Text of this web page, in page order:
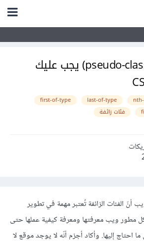
5 فئات زائفة (pseudo-class) يجب عليك
last-of-type
first-of-type
فئات زائفة
الفئات الزائفة تُعتبر مهمة في تطوير
مطور ويب معرفتها ومعرفة كيفية عملها حتى
احتاج إليها. وأكاد أجزم أنّه لا يوجد موقع لا